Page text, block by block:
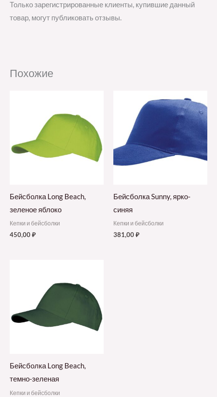
Только зарегистрированные клиенты, купившие данный
товар, могут публиковать отзывы.
Похожие
Бейсболка Long Beach,
зеленое яблоко
Кепки и бейсболки
450,00₽
Бейсболка Sunny, ярко-
синяя
Кепки и бейсболки
381,00₽
Бейсболка Long Beach,
темно-зеленая
Кепки и бейсболки